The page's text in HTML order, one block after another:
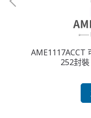
AME1117ACCT
252封